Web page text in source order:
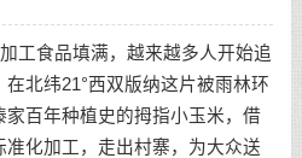
食品填满，越来越多人开始追
北纬21°西双版纳这片被雨林环
百年种植史的拇指小玉米，借
化加工，走出村寨，为大众送